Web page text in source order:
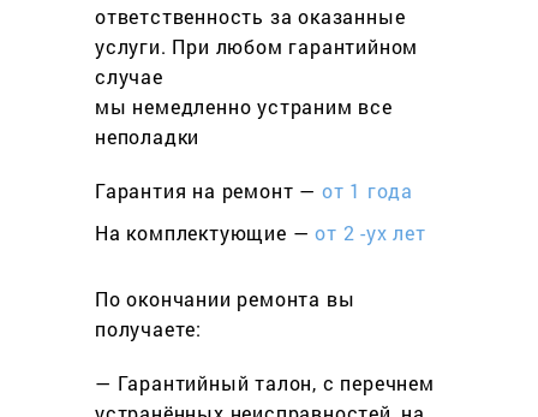
ответственность за оказанные
услуги. При любом гарантийном
cлучае
мы немедленно устраним все
неполадки
Гарантия на ремонт — от 1 года
На комплектующие —от 2 -ух лет
По окончании ремонта вы
получаете:
— Гарантийный талон, с перечнем